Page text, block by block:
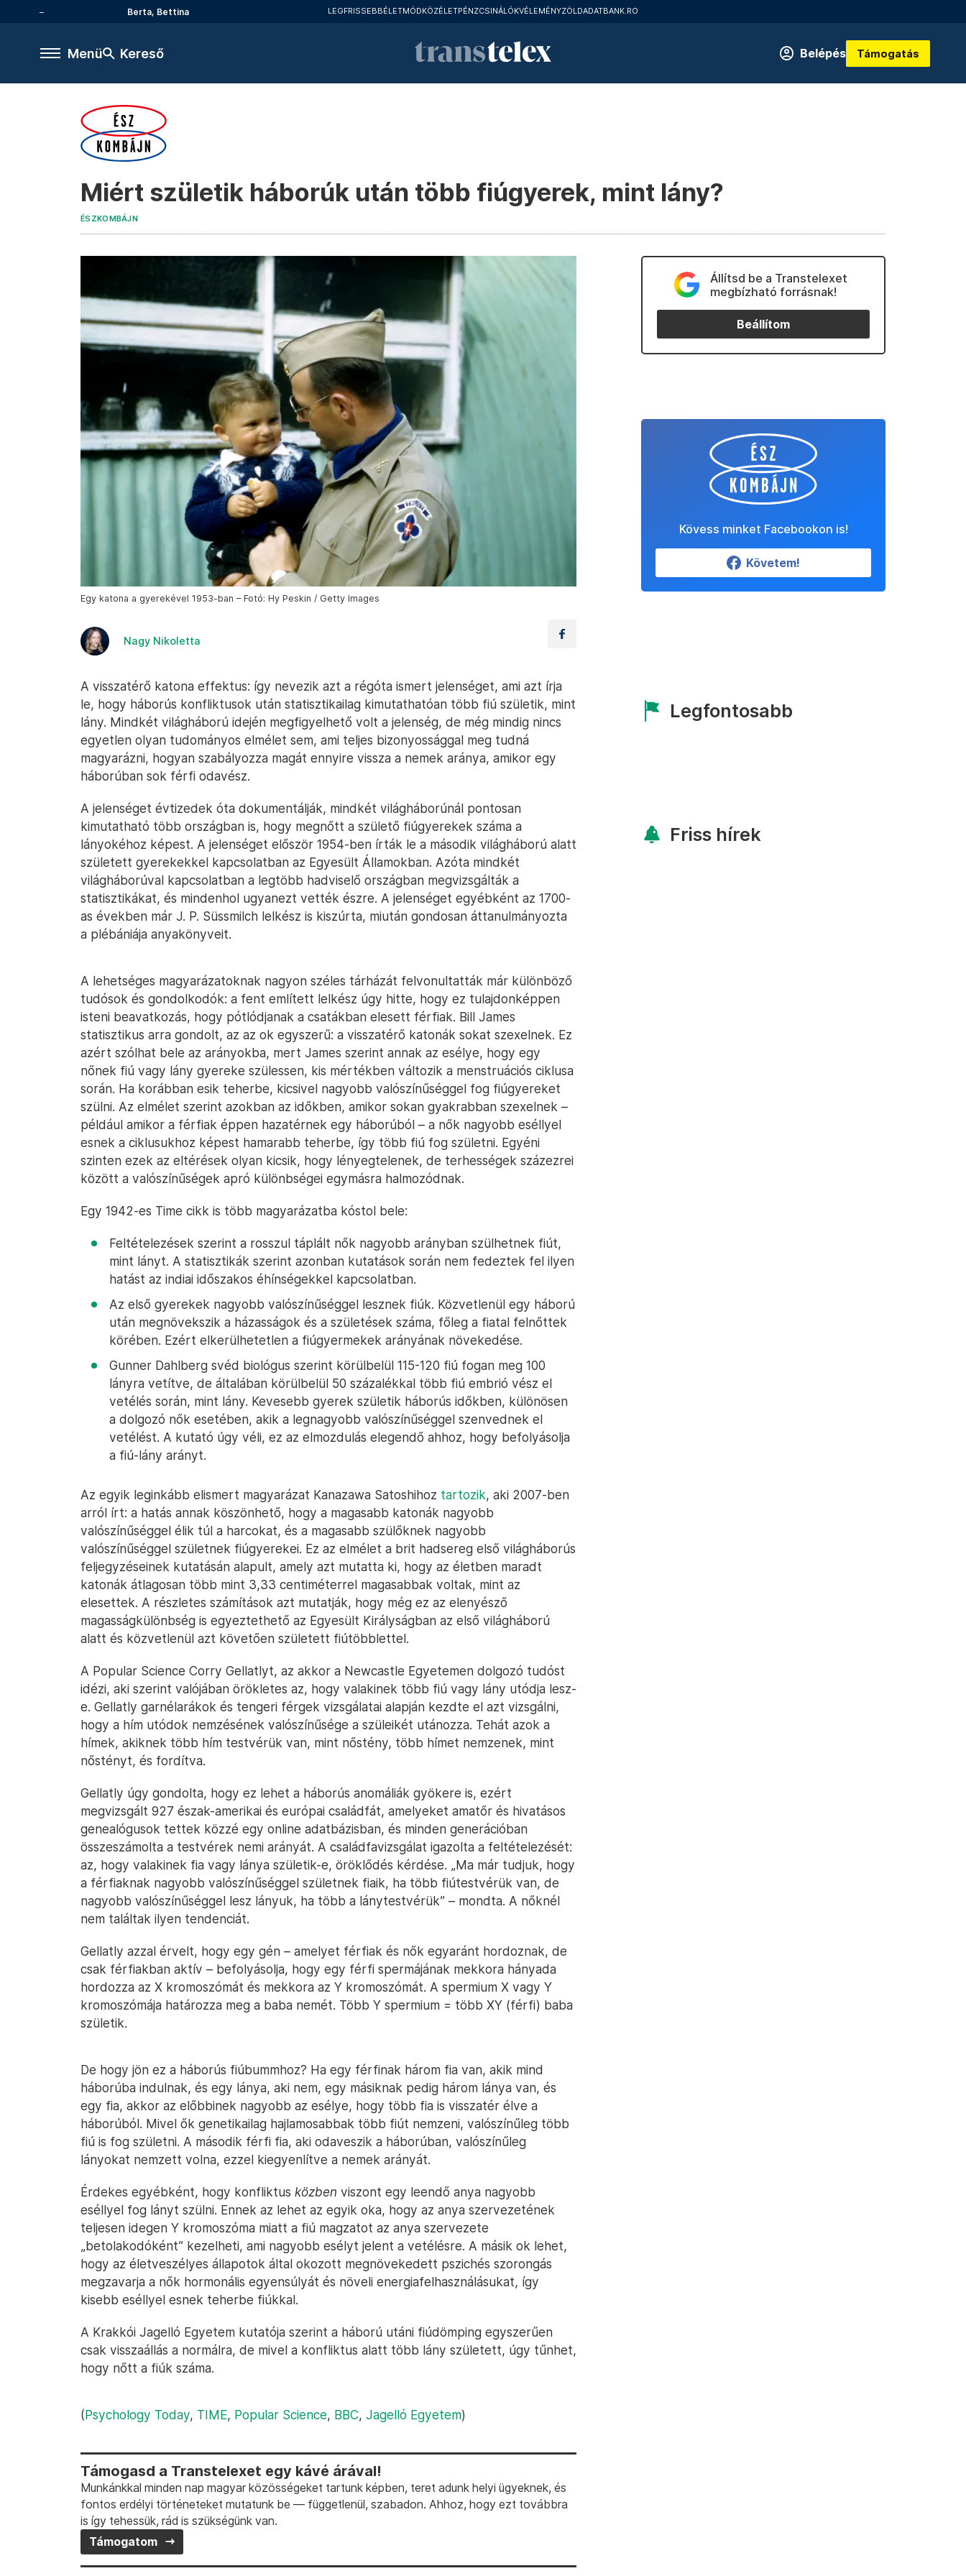
Berta, Bettina LEGFRISSEBBÉLETMÓDKÖZÉLETPÉNZCSINÁLÓKVÉLEMÉNYZÖLDADATBANK.RO
Menü Kereső Belépés Támogatás
Miért születik háborúk után több fiúgyerek, mint lány?
ÉSZKOMBÁJN
Egy katona a gyerekével 1953-ban – Fotó: Hy Peskin / Getty Images
Nagy Nikoletta
A visszatérő katona effektus: így nevezik azt a régóta ismert jelenséget, ami azt írja
le, hogy háborús konfliktusok után statisztikailag kimutathatóan több fiú születik, mint
lány. Mindkét világháború idején megfigyelhető volt a jelenség, de még mindig nincs
egyetlen olyan tudományos elmélet sem, ami teljes bizonyossággal meg tudná
magyarázni, hogyan szabályozza magát ennyire vissza a nemek aránya, amikor egy
háborúban sok férfi odavész.
A jelenséget évtizedek óta dokumentálják, mindkét világháborúnál pontosan
kimutatható több országban is, hogy megnőtt a születő fiúgyerekek száma a
lányokéhoz képest. A jelenséget először 1954-ben írták le a második világháború alatt
született gyerekekkel kapcsolatban az Egyesült Államokban. Azóta mindkét
világháborúval kapcsolatban a legtöbb hadviselő országban megvizsgálták a
statisztikákat, és mindenhol ugyanezt vették észre. A jelenséget egyébként az 1700-
as években már J. P. Süssmilch lelkész is kiszúrta, miután gondosan áttanulmányozta
a plébániája anyakönyveit.
A lehetséges magyarázatoknak nagyon széles tárházát felvonultatták már különböző
tudósok és gondolkodók: a fent említett lelkész úgy hitte, hogy ez tulajdonképpen
isteni beavatkozás, hogy pótlódjanak a csatákban elesett férfiak. Bill James
statisztikus arra gondolt, az az ok egyszerű: a visszatérő katonák sokat szexelnek. Ez
azért szólhat bele az arányokba, mert James szerint annak az esélye, hogy egy
nőnek fiú vagy lány gyereke szülessen, kis mértékben változik a menstruációs ciklusa
során. Ha korábban esik teherbe, kicsivel nagyobb valószínűséggel fog fiúgyereket
szülni. Az elmélet szerint azokban az időkben, amikor sokan gyakrabban szexelnek –
például amikor a férfiak éppen hazatérnek egy háborúból – a nők nagyobb eséllyel
esnek a ciklusukhoz képest hamarabb teherbe, így több fiú fog születni. Egyéni
szinten ezek az eltérések olyan kicsik, hogy lényegtelenek, de terhességek százezrei
között a valószínűségek apró különbségei egymásra halmozódnak.
Egy 1942-es Time cikk is több magyarázatba kóstol bele:
Feltételezések szerint a rosszul táplált nők nagyobb arányban szülhetnek fiút,
mint lányt. A statisztikák szerint azonban kutatások során nem fedeztek fel ilyen
hatást az indiai időszakos éhínségekkel kapcsolatban.
Az első gyerekek nagyobb valószínűséggel lesznek fiúk. Közvetlenül egy háború
után megnövekszik a házasságok és a születések száma, főleg a fiatal felnőttek
körében. Ezért elkerülhetetlen a fiúgyermekek arányának növekedése.
Gunner Dahlberg svéd biológus szerint körülbelül 115-120 fiú fogan meg 100
lányra vetítve, de általában körülbelül 50 százalékkal több fiú embrió vész el
vetélés során, mint lány. Kevesebb gyerek születik háborús időkben, különösen
a dolgozó nők esetében, akik a legnagyobb valószínűséggel szenvednek el
vetélést. A kutató úgy véli, ez az elmozdulás elegendő ahhoz, hogy befolyásolja
a fiú-lány arányt.
Az egyik leginkább elismert magyarázat Kanazawa Satoshihoz tartozik, aki 2007-ben
arról írt: a hatás annak köszönhető, hogy a magasabb katonák nagyobb
valószínűséggel élik túl a harcokat, és a magasabb szülőknek nagyobb
valószínűséggel születnek fiúgyerekei. Ez az elmélet a brit hadsereg első világháborús
feljegyzéseinek kutatásán alapult, amely azt mutatta ki, hogy az életben maradt
katonák átlagosan több mint 3,33 centiméterrel magasabbak voltak, mint az
elesettek. A részletes számítások azt mutatják, hogy még ez az elenyésző
magasságkülönbség is egyeztethető az Egyesült Királyságban az első világháború
alatt és közvetlenül azt követően született fiútöbblettel.
A Popular Science Corry Gellatlyt, az akkor a Newcastle Egyetemen dolgozó tudóst
idézi, aki szerint valójában örökletes az, hogy valakinek több fiú vagy lány utódja lesz-
e. Gellatly garnélarákok és tengeri férgek vizsgálatai alapján kezdte el azt vizsgálni,
hogy a hím utódok nemzésének valószínűsége a szüleikét utánozza. Tehát azok a
hímek, akiknek több hím testvérük van, mint nőstény, több hímet nemzenek, mint
nőstényt, és fordítva.
Gellatly úgy gondolta, hogy ez lehet a háborús anomáliák gyökere is, ezért
megvizsgált 927 észak-amerikai és európai családfát, amelyeket amatőr és hivatásos
genealógusok tettek közzé egy online adatbázisban, és minden generációban
összeszámolta a testvérek nemi arányát. A családfavizsgálat igazolta a feltételezését:
az, hogy valakinek fia vagy lánya születik-e, öröklődés kérdése. „Ma már tudjuk, hogy
a férfiaknak nagyobb valószínűséggel születnek fiaik, ha több fiútestvérük van, de
nagyobb valószínűséggel lesz lányuk, ha több a lánytestvérük” – mondta. A nőknél
nem találtak ilyen tendenciát.
Gellatly azzal érvelt, hogy egy gén – amelyet férfiak és nők egyaránt hordoznak, de
csak férfiakban aktív – befolyásolja, hogy egy férfi spermájának mekkora hányada
hordozza az X kromoszómát és mekkora az Y kromoszómát. A spermium X vagy Y
kromoszómája határozza meg a baba nemét. Több Y spermium = több XY (férfi) baba
születik.
De hogy jön ez a háborús fiúbummhoz? Ha egy férfinak három fia van, akik mind
háborúba indulnak, és egy lánya, aki nem, egy másiknak pedig három lánya van, és
egy fia, akkor az előbbinek nagyobb az esélye, hogy több fia is visszatér élve a
háborúból. Mivel ők genetikailag hajlamosabbak több fiút nemzeni, valószínűleg több
fiú is fog születni. A második férfi fia, aki odaveszik a háborúban, valószínűleg
lányokat nemzett volna, ezzel kiegyenlítve a nemek arányát.
Érdekes egyébként, hogy konfliktus közben viszont egy leendő anya nagyobb
eséllyel fog lányt szülni. Ennek az lehet az egyik oka, hogy az anya szervezetének
teljesen idegen Y kromoszóma miatt a fiú magzatot az anya szervezete
„betolakodóként” kezelheti, ami nagyobb esélyt jelent a vetélésre. A másik ok lehet,
hogy az életveszélyes állapotok által okozott megnövekedett pszichés szorongás
megzavarja a nők hormonális egyensúlyát és növeli energiafelhasználásukat, így
kisebb eséllyel esnek teherbe fiúkkal.
A Krakkói Jagelló Egyetem kutatója szerint a háború utáni fiúdömping egyszerűen
csak visszaállás a normálra, de mivel a konfliktus alatt több lány született, úgy tűnhet,
hogy nőtt a fiúk száma.
(Psychology Today, TIME, Popular Science, BBC, Jagelló Egyetem)
Támogasd a Transtelexet egy kávé árával!
Munkánkkal minden nap magyar közösségeket tartunk képben, teret adunk helyi ügyeknek, és
fontos erdélyi történeteket mutatunk be — függetlenül, szabadon. Ahhoz, hogy ezt továbbra
is így tehessük, rád is szükségünk van.
Támogatom
Állítsd be a Transtelexet
megbízható forrásnak!
Beállítom
Kövess minket Facebookon is!
Követem!
Legfontosabb
Friss hírek